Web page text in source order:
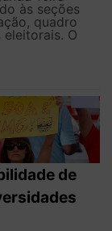
às seções
quadro
O
de